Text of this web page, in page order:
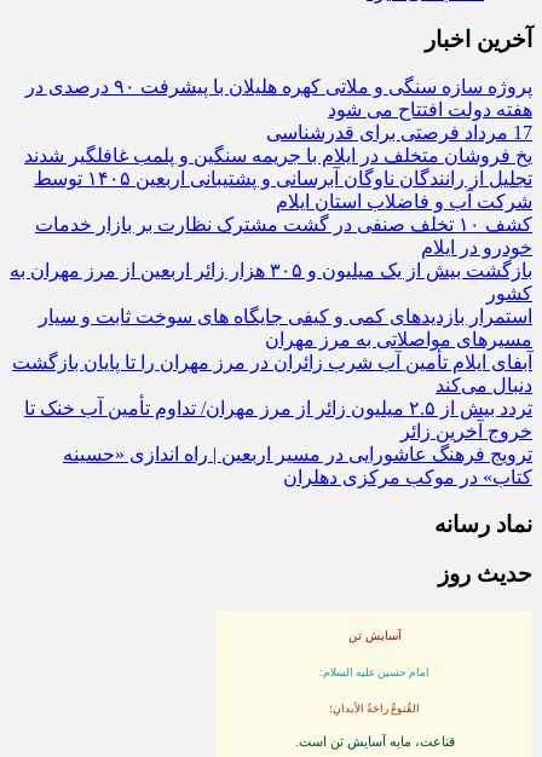
آخرین اخبار
پروژه سازه سنگی و ملاتی کهره هلیلان با پیشرفت ۹۰ درصدی در
هفته دولت افتتاح می شود
17 مرداد فرصتی برای قدرشناسی
یخ‌ فروشان متخلف در ایلام با جریمه سنگین و پلمب غافلگیر شدند
تجلیل از رانندگان ناوگان آبرسانی و پشتیبانی اربعین ۱۴۰۵ توسط
شرکت آب و فاضلاب استان ایلام
کشف ۱۰ تخلف صنفی در گشت مشترک نظارت بر بازار خدمات
خودرو در ایلام
بازگشت بیش از یک میلیون و ۳۰۵ هزار زائر اربعین از مرز مهران به
کشور
استمرار بازدیدهای کمی و کیفی جایگاه‌ های سوخت ثابت و سیار
مسیرهای مواصلاتی به مرز مهران
آبفای ایلام تأمین آب شرب زائران در مرز مهران را تا پایان بازگشت
دنبال می‌کند
تردد بیش از ۲.۵ میلیون زائر از مرز مهران/ تداوم تأمین آب خنک تا
خروج آخرین زائر
ترویج فرهنگ عاشورایی در مسیر اربعین | راه‌ اندازی «حسینه
کتاب» در موکب مرکزی دهلران
نماد رسانه
حدیث روز
آسایش تن
امام حسین علیه السلام:
القُنوعُ راحَةُ الأبدانِ؛
قناعت، مايه آسايش تن است.